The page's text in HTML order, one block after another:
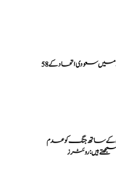
یمنی فوج کے حملے میں سعودی اتحاد کے 58
کے ساتھ جنگ کو عدم